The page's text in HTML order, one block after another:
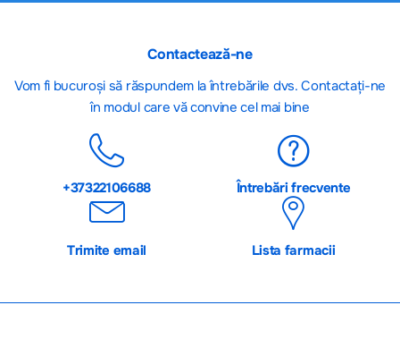
Contactează-ne
Vom fi bucuroși să răspundem la întrebările dvs. Contactați-ne
în modul care vă convine cel mai bine
+37322106688 Întrebări frecvente
Trimite email Lista farmacii